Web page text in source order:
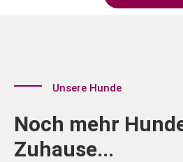
Unsere Hunde
Noch mehr
Zuhause...